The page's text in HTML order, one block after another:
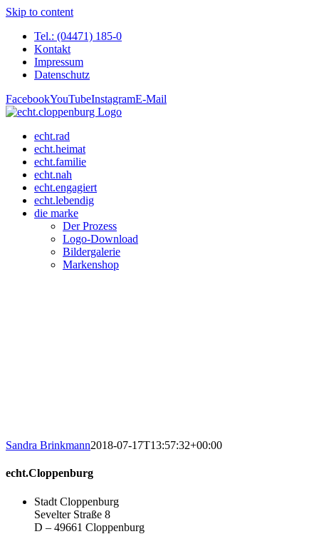
Skip to content
Tel.: (04471) 185-0
Kontakt
Impressum
Datenschutz
FacebookYouTubeInstagramE-Mail
echt.rad
echt.heimat
echt.familie
echt.nah
echt.engagiert
echt.lebendig
die marke
Der Prozess
Logo-Download
Bildergalerie
Markenshop
Sandra Brinkmann2018-07-17T13:57:32+00:00
echt.Cloppenburg
Stadt Cloppenburg
Sevelter Straße 8
D – 49661 Cloppenburg